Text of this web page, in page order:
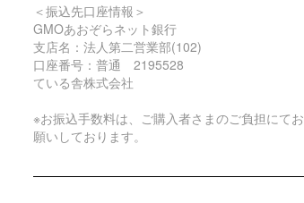
＜振込先口座情報＞
GMOあおぞらネット銀行
支店名：法人第二営業部(102)
口座番号：普通 2195528
ている舎株式会社
※お振込手数料は、ご購入者さまのご負担にてお
願いしております。